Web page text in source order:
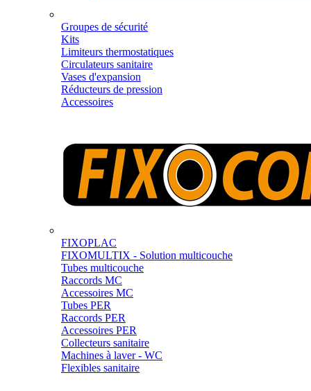
Groupes de sécurité
Kits
Limiteurs thermostatiques
Circulateurs sanitaire
Vases d'expansion
Réducteurs de pression
Accessoires
FIXOPLAC
FIXOMULTIX - Solution multicouche
Tubes multicouche
Raccords MC
Accessoires MC
Tubes PER
Raccords PER
Accessoires PER
Collecteurs sanitaire
Machines à laver - WC
Flexibles sanitaire